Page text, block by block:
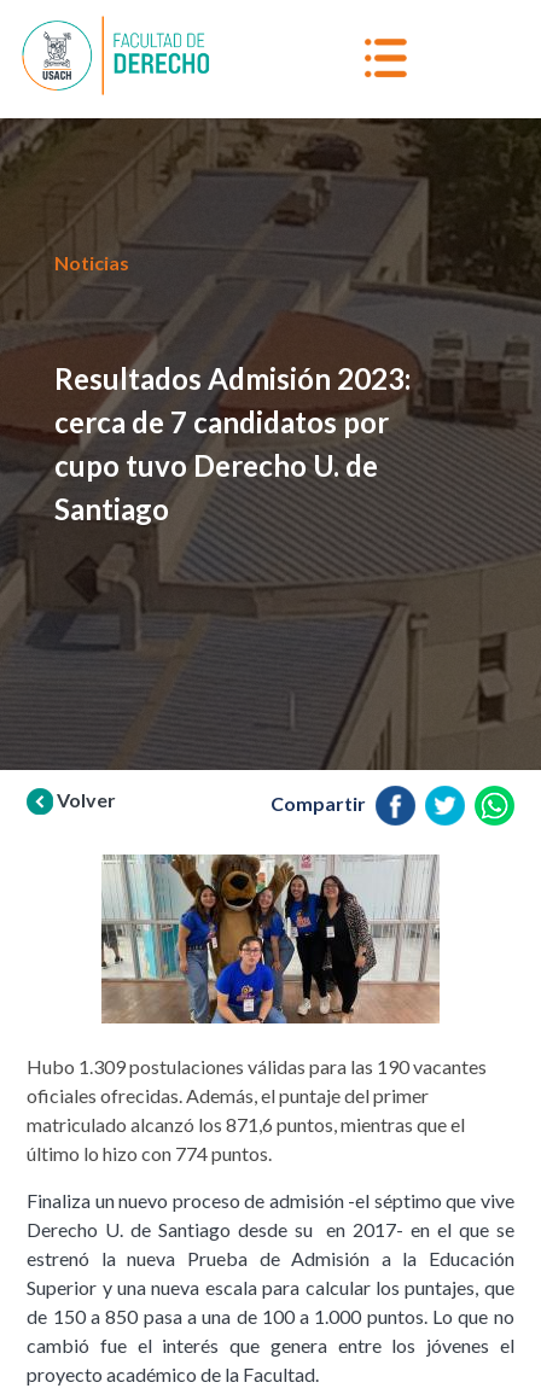
Noticias
Resultados Admisión 2023:
cerca de 7 candidatos por
cupo tuvo Derecho U. de
Santiago
Volver Compartir
Hubo 1.309 postulaciones válidas para las 190 vacantes
oficiales ofrecidas. Además, el puntaje del primer
matriculado alcanzó los 871,6 puntos, mientras que el
último lo hizo con 774 puntos.
Finaliza un nuevo proceso de admisión -el séptimo que vive
Derecho U. de Santiago desde su en 2017- en el que se
estrenó la nueva Prueba de Admisión a la Educación
Superior y una nueva escala para calcular los puntajes, que
de 150 a 850 pasa a una de 100 a 1.000 puntos. Lo que no
cambió fue el interés que genera entre los jóvenes el
proyecto académico de la Facultad.